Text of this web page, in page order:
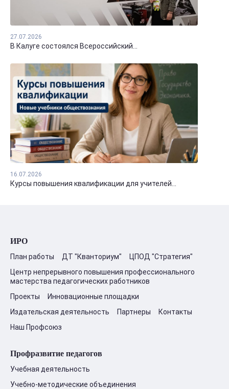
27.07.2026
В Калуге состоялся Всероссийский...
16.07.2026
Курсы повышения квалификации для учителей...
ИРО
План работы ДТ "Кванториум"
ЦПОД "Стратегия"
Центр непрерывного повышения профессионального
мастерства педагогических работников
Проекты
Инновационные площадки
Издательская деятельность
Партнеры
Контакты
Наш Профсоюз
Профразвитие педагогов
Учебная деятельность
Учебно-методические объединения